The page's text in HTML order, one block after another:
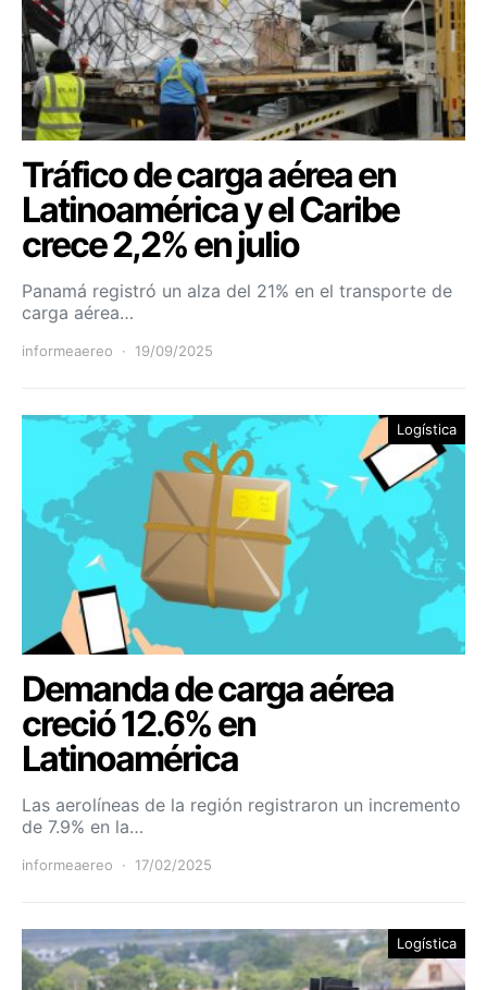
Tráfico de carga aérea en
Latinoamérica y el Caribe
crece 2,2% en julio
Panamá registró un alza del 21% en el transporte de
carga aérea…
informeaereo 19/09/2025
Logística
Demanda de carga aérea
creció 12.6% en
Latinoamérica
Las aerolíneas de la región registraron un incremento
de 7.9% en la…
informeaereo 17/02/2025
Logística